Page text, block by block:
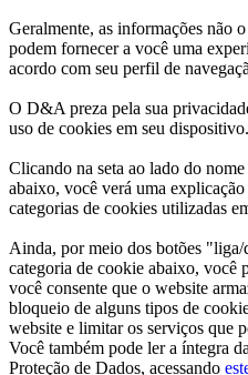
Geralmente, as informações não
podem fornecer a você uma
acordo com seu perfil de
O D&A preza pela sua
uso de cookies em seu dispositivo.
Clicando na seta ao lado do
abaixo, você verá uma explicação
categorias de cookies utilizadas
Ainda, por meio dos botões
categoria de cookie abaixo, você
você consente que o website
bloqueio de alguns tipos de
website e limitar os serviços que
Você também pode ler a íntegra
Proteção de Dados, acessando